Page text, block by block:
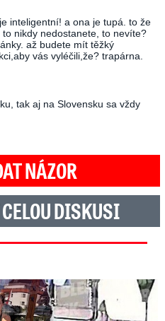
inteligentní! a ona je tupá. to že
nikdy nedostanete, to nevíte?
až budete mít těžký
vás vyléčili,že? trapárna.
tak aj na Slovensku sa vždy
NÁZOR
DISKUSI
v Polsku: První slova!